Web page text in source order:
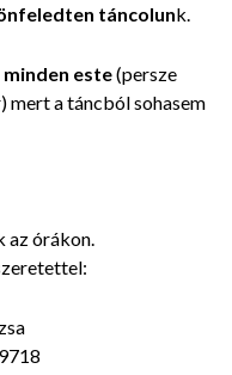
táncolunk.
minden este(persze
mert a táncból sohasem
az órákon.